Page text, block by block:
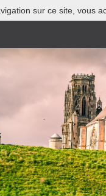
sur ce site, vous